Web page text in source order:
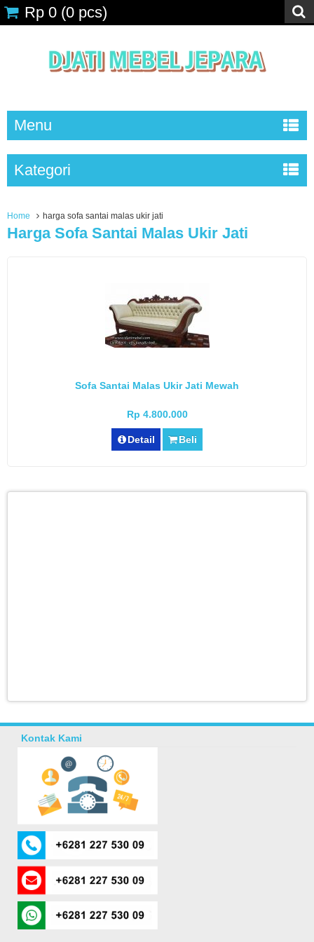
Rp 0 (0 pcs)
Menu
Kategori
Home harga sofa santai malas ukir jati
Harga Sofa Santai Malas Ukir Jati
Sofa Santai Malas Ukir Jati Mewah
Rp 4.800.000
Detail Beli
Kontak Kami